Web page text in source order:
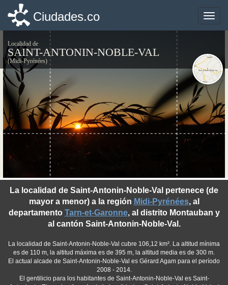
Toggle
Ciudades.co
Localidad de
SAINT-ANTONIN-NOBLE-VAL
(Midi-Pyrénées)
La localidad de Saint-Antonin-Noble-Val pertenece (de
mayor a menor) a la región Midi-Pyrénées, al
departamento Tarn-et-Garonne, al distrito Montauban y
al cantón Saint-Antonin-Noble-Val.
La localidad de Saint-Antonin-Noble-Val cubre 106,12 km². La altitud mínima
es de 110 m, la altitud máxima es de 395 m, la altitud media es de 300 m.
El actual alcade de Saint-Antonin-Noble-Val es Gérard Agam para el período
2008 - 2014.
El gentilicio para los habitantes de Saint-Antonin-Noble-Val es Saint-
Toggle
Ciudades.co